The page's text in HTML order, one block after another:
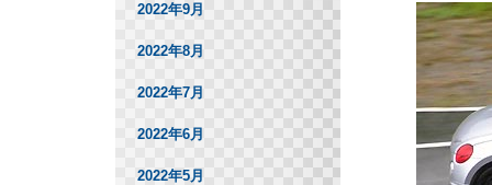
2022年9月
2022年8月
2022年7月
2022年6月
2022年5月